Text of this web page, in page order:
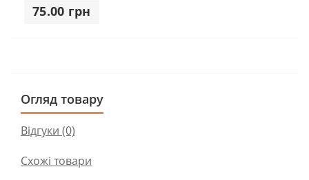
75.00 грн
Огляд товару
Відгуки (0)
Схожі товари